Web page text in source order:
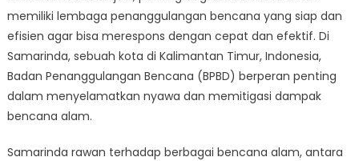
Tindakan:
Bagaimana
Badan
Bencana
Samarinda
memiliki lembaga penanggulangan bencana yang siap dan
efisien agar bisa merespons dengan cepat dan efektif. Di
Samarinda, sebuah kota di Kalimantan Timur, Indonesia,
Badan Penanggulangan Bencana (BPBD) berperan penting
dalam menyelamatkan nyawa dan memitigasi dampak
bencana alam.
Samarinda rawan terhadap berbagai bencana alam, antara